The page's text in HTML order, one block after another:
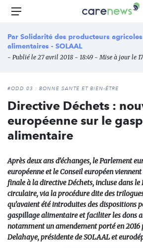
Aller
principal
Carenews,
média
acteurs
Menu
Par Solidarité des producteurs
alimentaires - SOLAAL
- Publié le 27 avril 2018 - 18:49 - Mise à jour le
#ODD 03 : BONNE SANTÉ ET BIEN-ÊTRE
Directive Déchets :
européenne sur le
alimentaire
Après deux ans d’échanges, le Parlement
européenne et le Conseil européen
finale à la directive Déchets, incluse dans le
circulaire, via la procédure dite des
qu’avaient été introduites des dispositions
gaspillage alimentaire et faciliter les dons
notamment un amendement porté en 2016
Delahaye, présidente de SOLAAL et